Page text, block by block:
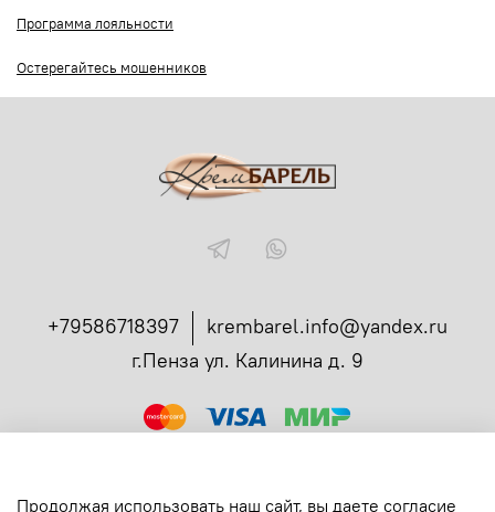
Программа лояльности
Остерегайтесь мошенников
+79586718397
krembarel.info@yandex.ru
г.Пенза ул. Калинина д. 9
Вся продукция сертифицирована
Продолжая использовать наш сайт, вы даете согласие